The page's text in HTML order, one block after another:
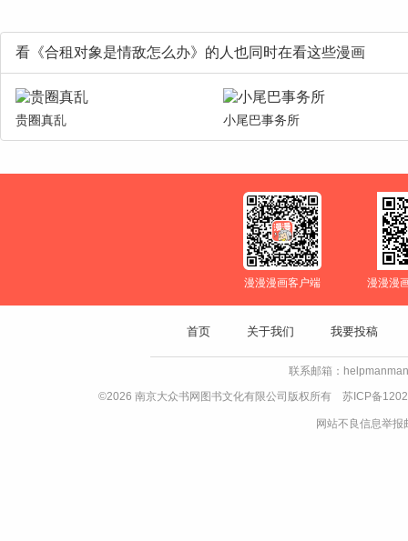
看《合租对象是情敌怎么办》的人也同时在看这些漫画
贵圈真乱 小尾巴事务所
漫漫漫画客户端 漫漫漫
首页 关于我们 我要投稿
联系邮箱：
©2026 南京大众书网图书文化有限公司版权所有 苏ICP备
网站不良信息举